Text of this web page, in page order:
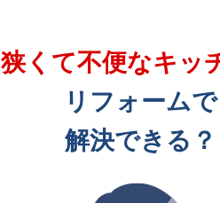
狭くて不便なキッ
リフォームで
解決できる？